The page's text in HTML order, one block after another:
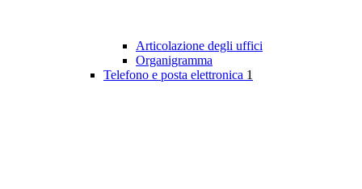
Articolazione degli uffici
Organigramma
Telefono e posta elettronica 1